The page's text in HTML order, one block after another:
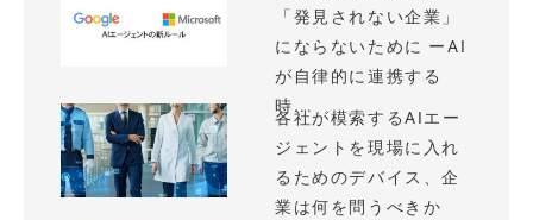
「発見されない企業」
にならないために ーAI
が自律的に連携する
時...
各社が模索するAIエー
ジェントを現場に入れ
るためのデバイス、企
業は何を問うべきか